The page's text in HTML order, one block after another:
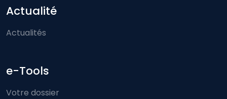
Actualité
Actualités
e-Tools
Votre dossier